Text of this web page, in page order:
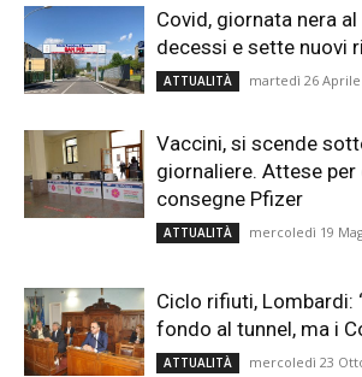
Covid, giornata nera al
decessi e sette nuovi
ATTUALITÀ martedì 26 Aprile
Vaccini, si scende
giornaliere. Attese
consegne Pfizer
ATTUALITÀ mercoledì 19
Ciclo rifiuti, Lombardi:
fondo al tunnel, ma i
ATTUALITÀ mercoledì 23